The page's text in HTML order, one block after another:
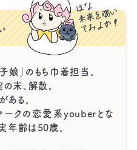
娘」のもち巾着担当。
末、解散。
る。
ークの恋愛系youberとな
年齢は50歳。